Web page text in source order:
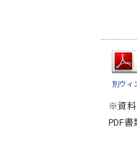
別ウィ
※資料
PDF書